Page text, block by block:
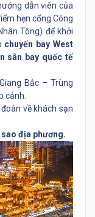
dẫn viên của
hẹn cổng Công
Tông) để khởi
chuyến bay West
sân bay quốc tế
Bắc – Trùng
cảnh.
về khách sạn
địa phương.